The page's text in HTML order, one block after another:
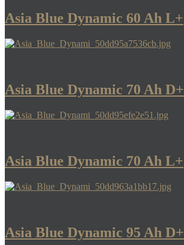
Asia Blue Dynamic 60 Ah L+
Asia Blue Dynamic 70 Ah D+
Asia Blue Dynamic 70 Ah L+
Asia Blue Dynamic 95 Ah D+